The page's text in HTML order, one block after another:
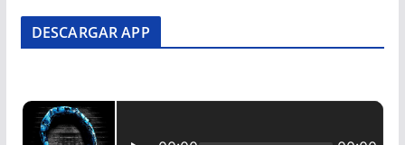
DESCARGAR APP